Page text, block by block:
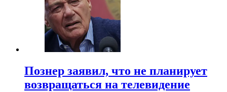
Познер заявил, что не планирует
возвращаться на телевидение